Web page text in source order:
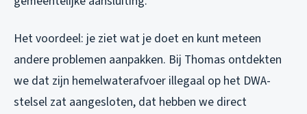
Het voordeel: je ziet wat je doet en kunt meteen
andere problemen aanpakken. Bij Thomas ontdekten
we dat zijn hemelwaterafvoer illegaal op het DWA-
stelsel zat aangesloten, dat hebben we direct